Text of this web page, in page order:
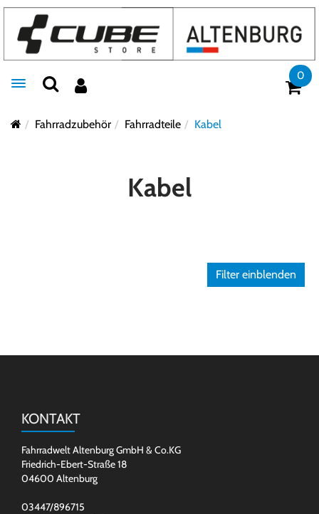
Toggle navigation
0
Fahrradzubehör Fahrradteile Kabel
Kabel
Filter einblenden
KONTAKT
Fahrradwelt Altenburg GmbH & Co.KG
Friedrich-Ebert-Straße 18
04600 Altenburg
03447/896715